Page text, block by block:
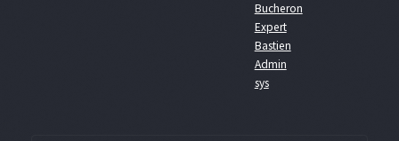
Bucheron
Expert
Bastien
Admin
sys